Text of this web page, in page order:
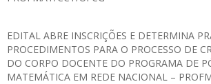
EDITAL ABRE INSCRIÇÕES E DETERMINA
PROCEDIMENTOS PARA O PROCESSO DE
DO CORPO DOCENTE DO PROGRAMA DE
MATEMÁTICA EM REDE NACIONAL –